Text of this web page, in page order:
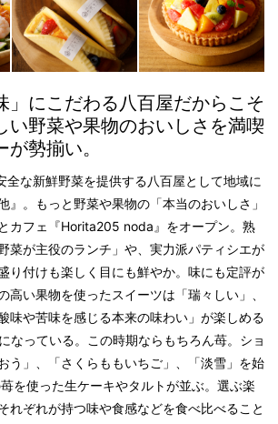
」にこだわる八百屋だからこそ
い野菜や果物のおいしさを満喫
勢揃い。
全な新鮮野菜を提供する八百屋として地域に
』。もっと野菜や果物の「本当のおいしさ」
カフェ『Horita205 noda』をオープン。熟
菜が主役のランチ」や、実力派パティシエが
り付けも楽しく目にも鮮やか。味にも定評が
高い果物を使ったスイーツは「瑞々しい」、
味や苦味を感じる本来の味わい」が楽しめる
なっている。この時期ならもちろん苺。ショ
う」、「さくらももいちご」、「淡雪」を始
を使った生ケーキやタルトが並ぶ。選ぶ楽
れぞれが持つ味や食感などを食べ比べること